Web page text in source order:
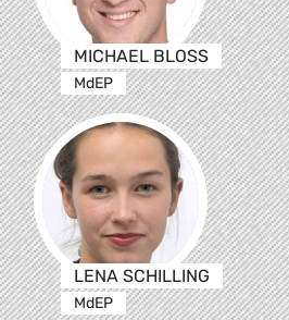
MICHAEL BLOSS
MdEP
LENA SCHILLING
MdEP